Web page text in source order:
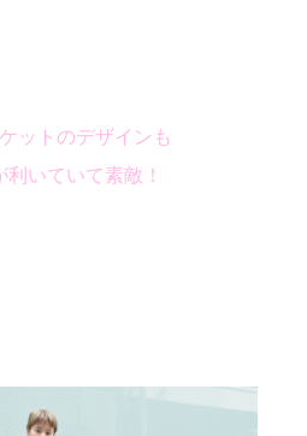
ットのデザインも
利いていて素敵！